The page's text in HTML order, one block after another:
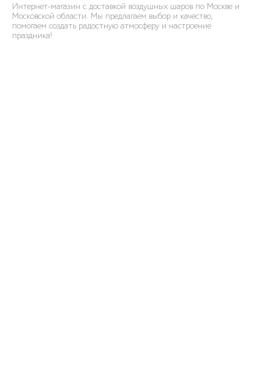
Интернет-магазин с доставкой воздушных шаров по Москве и
Московской области. Мы предлагаем выбор и качество,
помогаем создать радостную атмосферу и настроение
праздника!